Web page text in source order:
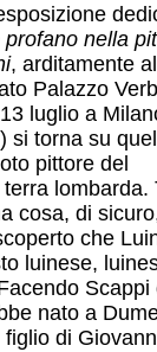
profano nella
, arditamente
Palazzo
luglio a
si torna su
pittore del
lombarda.
cosa, di
che
luinese,
Scappi
nato a
di